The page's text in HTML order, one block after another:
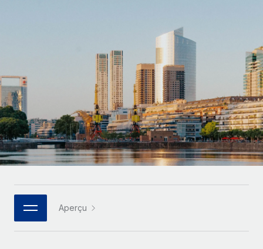
Sous-traitez les opérations complexes liées à l’emploi
INFRASTRUCTURE
Intégration Remote
Intégrez vos RH aux flux de travail en toute simplicité
Plateforme
Des fonctions RH clés intégrées pour votre équipe
Connectez n'importe quel outil d’IA à Remote grâce à
notre MCP
Des solutions agiles et internationales pour les RH et la
paie des entreprises en pleine croissance
Entreprises intermédiaires
Développez vos équipes avec des solutions RH sur
mesure
Entreprise
Les RH à l’international pour les grandes entreprises
Calculateur de paiement des freelances
Découvrez les devises disponibles et les vitesses de
paiement pour vos freelances internationaux
APPRENDRE AVEC REMOTE
Recherche et guides
Études de cas
Checklists et modèles
Descriptions de postes
Deutsch
Español
Italiano
Português (Portugal)
日本語
한국어
Aperçu